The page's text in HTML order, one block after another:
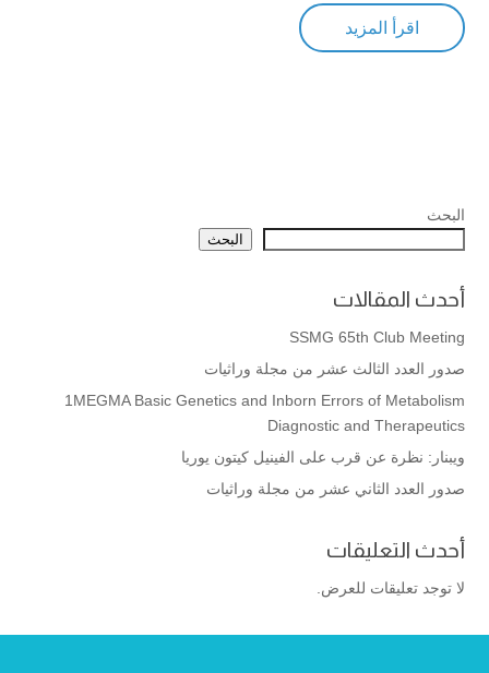
اقرأ المزيد
البحث
البحث
أحدث المقالات
SSMG 65th Club Meeting
صدور العدد الثالث عشر من مجلة وراثيات
1MEGMA Basic Genetics and Inborn Errors of Metabolism
Diagnostic and Therapeutics
ويبنار: نظرة عن قرب على الفينيل كيتون يوريا
صدور العدد الثاني عشر من مجلة وراثيات
أحدث التعليقات
لا توجد تعليقات للعرض.